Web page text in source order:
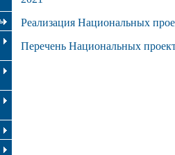
Реализация Национальных
Перечень Национальных